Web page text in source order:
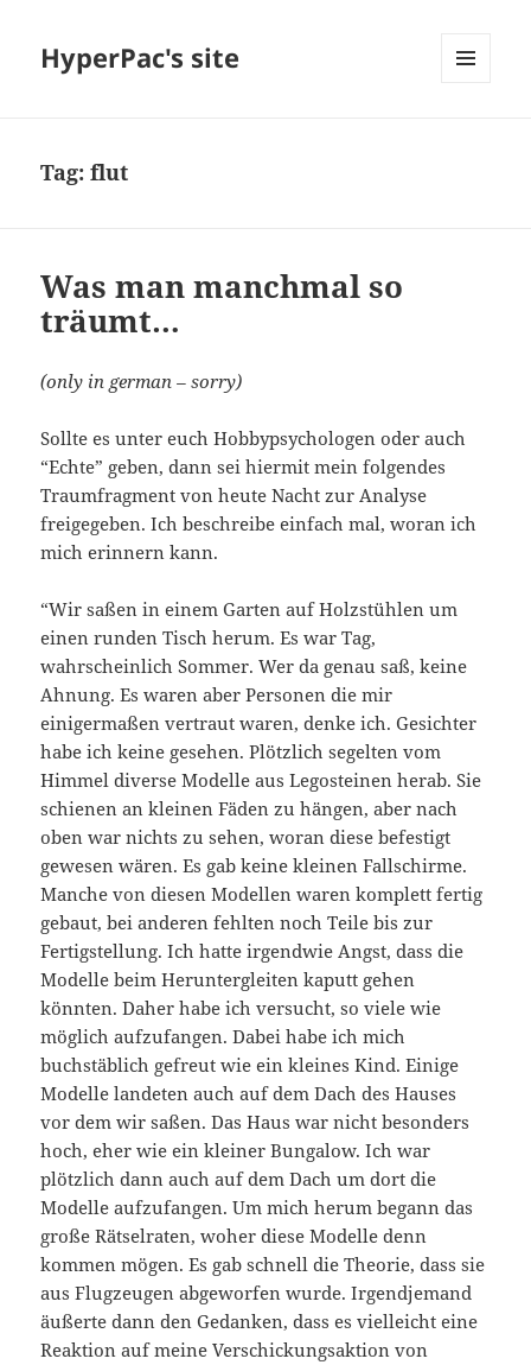
HyperPac's site
Tag:flut
Was man manchmal so
träumt…
(only in german – sorry)
Sollte es unter euch Hobbypsychologen oder auch
“Echte” geben, dann sei hiermit mein folgendes
Traumfragment von heute Nacht zur Analyse
freigegeben. Ich beschreibe einfach mal, woran ich
mich erinnern kann.
“Wir saßen in einem Garten auf Holzstühlen um
einen runden Tisch herum. Es war Tag,
wahrscheinlich Sommer. Wer da genau saß, keine
Ahnung. Es waren aber Personen die mir
einigermaßen vertraut waren, denke ich. Gesichter
habe ich keine gesehen. Plötzlich segelten vom
Himmel diverse Modelle aus Legosteinen herab. Sie
schienen an kleinen Fäden zu hängen, aber nach
oben war nichts zu sehen, woran diese befestigt
gewesen wären. Es gab keine kleinen Fallschirme.
Manche von diesen Modellen waren komplett fertig
gebaut, bei anderen fehlten noch Teile bis zur
Fertigstellung. Ich hatte irgendwie Angst, dass die
Modelle beim Heruntergleiten kaputt gehen
könnten. Daher habe ich versucht, so viele wie
möglich aufzufangen. Dabei habe ich mich
buchstäblich gefreut wie ein kleines Kind. Einige
Modelle landeten auch auf dem Dach des Hauses
vor dem wir saßen. Das Haus war nicht besonders
hoch, eher wie ein kleiner Bungalow. Ich war
plötzlich dann auch auf dem Dach um dort die
Modelle aufzufangen. Um mich herum begann das
große Rätselraten, woher diese Modelle denn
kommen mögen. Es gab schnell die Theorie, dass sie
aus Flugzeugen abgeworfen wurde. Irgendjemand
äußerte dann den Gedanken, dass es vielleicht eine
Reaktion auf meine Verschickungsaktion von